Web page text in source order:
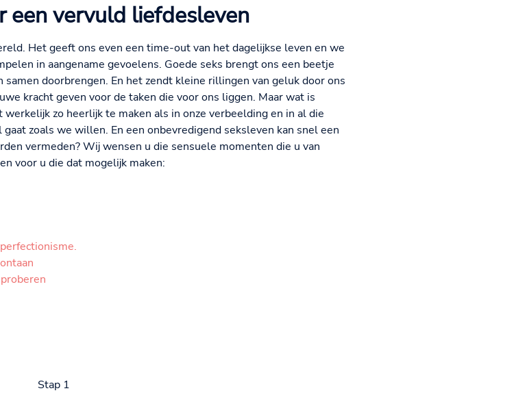
een vervuld liefdesleven
Het geeft ons even een time-out van het dagelijkse leven en we
in aangename gevoelens. Goede seks brengt ons een beetje
doorbrengen. En het zendt kleine rillingen van geluk door ons
kracht geven voor de taken die voor ons liggen. Maar wat is
zo heerlijk te maken als in onze verbeelding en in al die
zoals we willen. En een onbevredigend seksleven kan snel een
vermeden? Wij wensen u die sensuele momenten die u van
voor u die dat mogelijk maken:
Stap 1